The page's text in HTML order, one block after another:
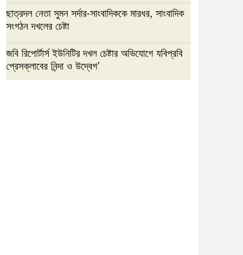
ছাত্রদল নেতা সুমন সর্দার-সাংবাদিককে মারধর, সাংবাদিক
সংগঠন দখলের চেষ্টা
জবি রিপোর্টার্স ইউনিটির দখল চেষ্টার অভিযোগে যবিপ্রবি
প্রেসক্লাবের নিন্দা ও উদ্বেগ’